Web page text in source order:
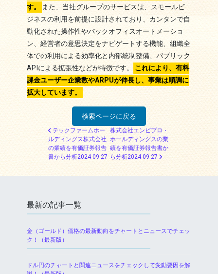
す。
また、当社グループのサービスは、スモールビ
ジネスの利用を前提に設計されており、カンタンで自
動化された操作性やバックオフィスオートメーショ
ン、経営者の意思決定をナビゲートする機能、組織全
体での利用による効率化と内部統制整備、パブリック
APIによる拡張性などが特徴です。
これにより、有料
課金ユーザー企業数やARPUが伸長し、事業は順調に
拡大しています。
検索ページに戻る
投稿ナビゲーション
テックファームホー
ルディングス株式会社
の業績を有価証券報告
書から分析2024-09-27
株式会社エンビプロ・
ホールディングスの業
績を有価証券報告書か
ら分析2024-09-27
最新の記事一覧
金（ゴールド）価格の最新動向をチャートとニュースでチェッ
ク！（最新版）
ドル円のチャートと関連ニュースをチェックして変動要因を解